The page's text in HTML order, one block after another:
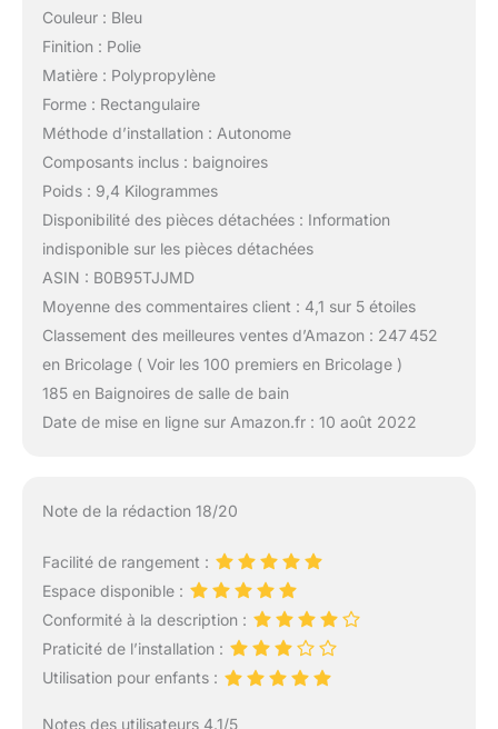
Couleur : Bleu
Finition : Polie
Matière : Polypropylène
Forme : Rectangulaire
Méthode d’installation : Autonome
Composants inclus : baignoires
Poids : 9,4 Kilogrammes
Disponibilité des pièces détachées : Information
indisponible sur les pièces détachées
ASIN : B0B95TJJMD
Moyenne des commentaires client : 4,1 sur 5 étoiles
Classement des meilleures ventes d’Amazon : 247 452
en Bricolage ( Voir les 100 premiers en Bricolage )
185 en Baignoires de salle de bain
Date de mise en ligne sur Amazon.fr : 10 août 2022
Note de la rédaction 18/20
Facilité de rangement :
Espace disponible :
Conformité à la description :
Praticité de l’installation :
Utilisation pour enfants :
Notes des utilisateurs 4.1/5